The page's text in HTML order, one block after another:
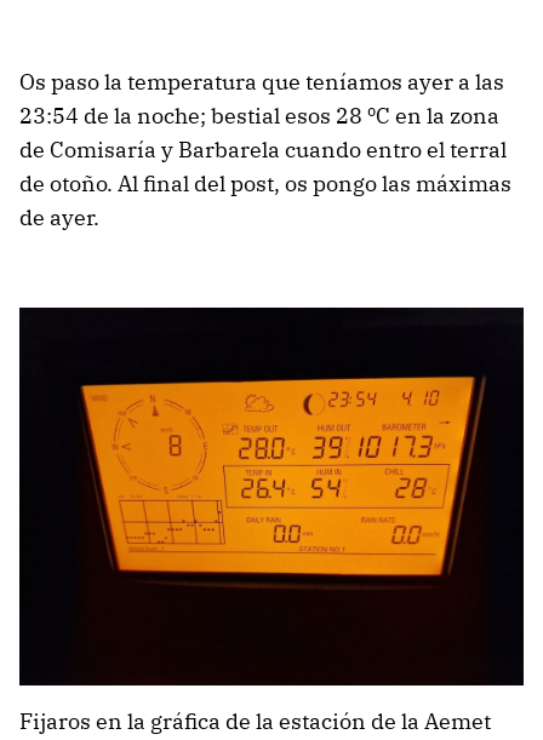
Os paso la temperatura que teníamos ayer a las
23:54 de la noche; bestial esos 28 ºC en la zona
de Comisaría y Barbarela cuando entro el terral
de otoño. Al final del post, os pongo las máximas
de ayer.
Fijaros en la gráfica de la estación de la Aemet